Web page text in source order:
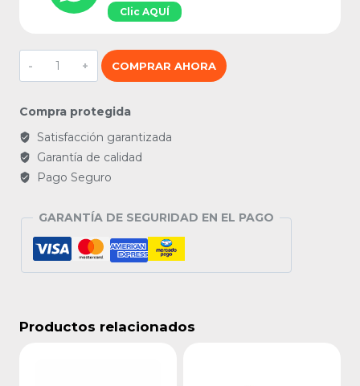
Clic AQUÍ
Fabricador
de
Negro
cantidad
COMPRAR AHORA
Compra protegida
Satisfacción garantizada
Garantía de calidad
Pago Seguro
GARANTÍA DE SEGURIDAD EN EL PAGO
Productos relacionados